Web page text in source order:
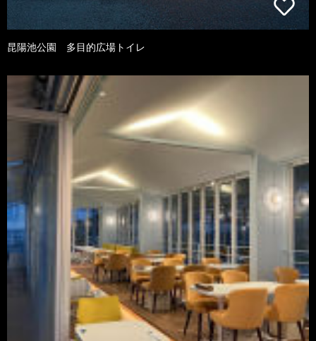
昆陽池公園 多目的広場トイレ